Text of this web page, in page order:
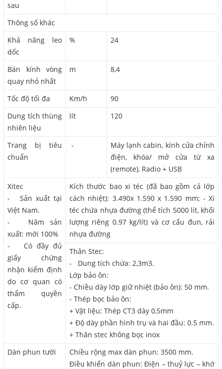
sau
Thông số khác
Khả năng leo
dốc
% 24
Bán kính vòng
quay nhỏ nhất
m 8,4
Tốc độ tối đa Km/h
90
Dung tích thùng
nhiên liệu
lít 120
Trang bị tiêu
chuẩn
-
Máy lạnh cabin, kính cửa chỉnh
điện, khóa/ mở cửa từ xa
(remote), Radio + USB
Xitec
- Sản xuất tại
Việt Nam.
- Năm sản
xuất: mới 100%
- Có đầy đủ
giấy chứng
nhận kiểm định
do cơ quan có
thẩm quyền
cấp.
Kích thước bao xi téc (đã bao gồm cả lớp
cách nhiệt): 3.490x 1.590 x 1.590 mm; - Xi
téc chứa nhựa đường (thể tích 5000 lít, khối
lượng riêng 0.97 kg/lít) và cơ cấu đun, rải
nhựa đường
Thân Stec:
- Dung tích chứa: 2,3m3.
Lớp bảo ôn:
- Chiều dày lớp giữ nhiệt (bảo ôn): 50 mm.
- Thép bọc bảo ôn:
+ Vật liệu: Thép CT3 dày 0,5mm
+ Độ dày phần hình trụ và hai đầu: 0.5 mm.
+ Thân stec không bọc inox
Dàn phun tưới
Chiều rộng max dàn phun: 3500 mm.
Điều khiển dàn phun: Điện – thuỷ lực – khớ